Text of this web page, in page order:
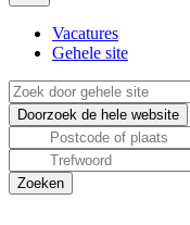
Vacatures
Gehele site